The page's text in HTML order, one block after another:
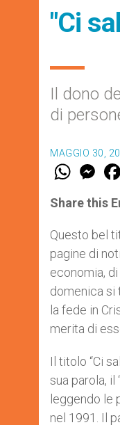
"Ci
Il dono
di
MAGGIO 30,
W
t
s
p
p
M
e
s
e
g
e
r
Share this
Questo bel
pagine di
economia, di
domenica si
la fede in
merita di
Il titolo “Ci
sua parola,
leggendo le
nel 1991. Il